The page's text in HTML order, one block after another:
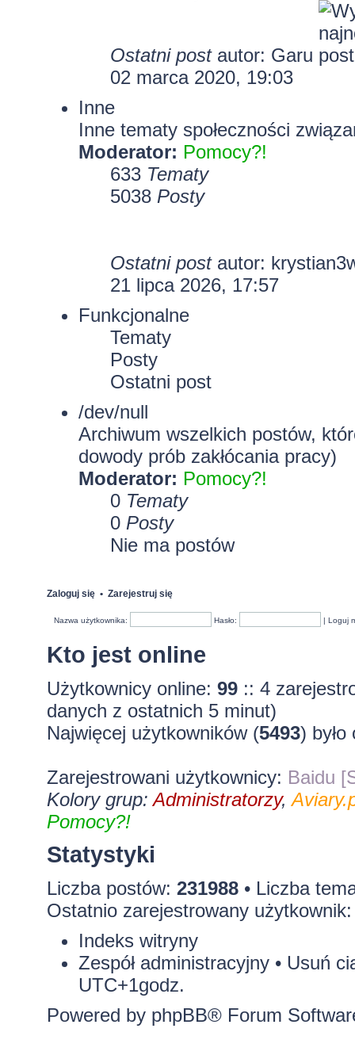
Ostatni postautor: Garu
02 marca 2020, 19:03
Inne
Inne tematy społeczności
Moderator: Pomocy?!
633 Tematy
5038 Posty
Ostatni postautor:
21 lipca 2026, 17:57
Funkcjonalne
Tematy
Posty
Ostatni post
/dev/null
Archiwum wszelkich postów,
dowody prób zakłócania pracy)
Moderator: Pomocy?!
0 Tematy
0 Posty
Nie ma postów
Zaloguj się• Zarejestruj się
Nazwa użytkownika: Hasło: |Loguj
Kto jest online
Użytkownicy online: 99:: 4
danych z ostatnich 5 minut)
Najwięcej użytkowników (5493)
Zarejestrowani użytkownicy: Baidu
Kolory grup:Administratorzy,
Pomocy?!
Statystyki
Liczba postów: 231988• Liczba
Ostatnio zarejestrowany
Indeks witryny
Zespół administracyjny• Usuń
UTC+1godz.
Powered by phpBB® Forum